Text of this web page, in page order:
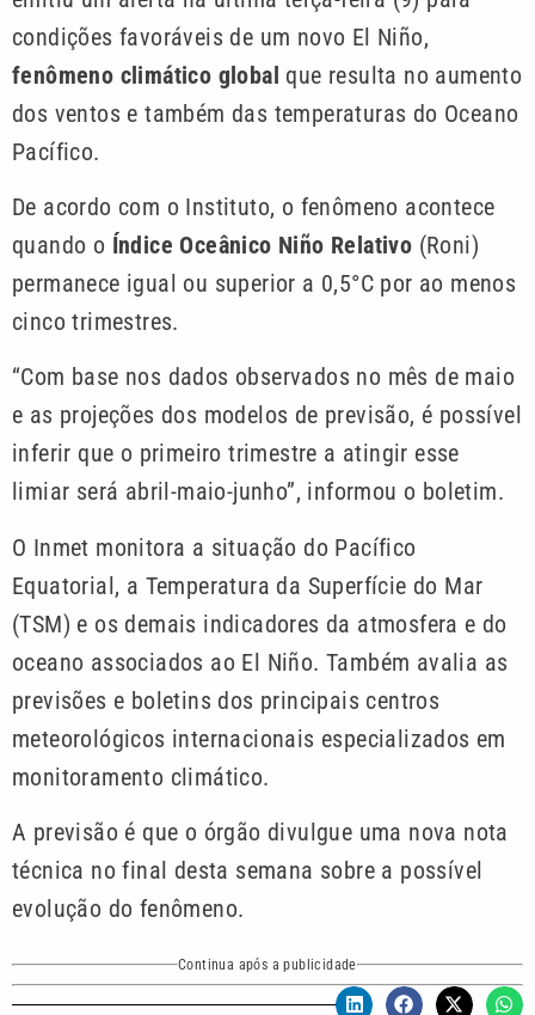
condições favoráveis de um novo El Niño,
fenômeno climático global que resulta no aumento
dos ventos e também das temperaturas do Oceano
Pacífico.
De acordo com o Instituto, o fenômeno acontece
quando o Índice Oceânico Niño Relativo (Roni)
permanece igual ou superior a 0,5°C por ao menos
cinco trimestres.
“Com base nos dados observados no mês de maio
e as projeções dos modelos de previsão, é possível
inferir que o primeiro trimestre a atingir esse
limiar será abril-maio-junho”, informou o boletim.
O Inmet monitora a situação do Pacífico
Equatorial, a Temperatura da Superfície do Mar
(TSM) e os demais indicadores da atmosfera e do
oceano associados ao El Niño. Também avalia as
previsões e boletins dos principais centros
meteorológicos internacionais especializados em
monitoramento climático.
A previsão é que o órgão divulgue uma nova nota
técnica no final desta semana sobre a possível
evolução do fenômeno.
Continua após a publicidade